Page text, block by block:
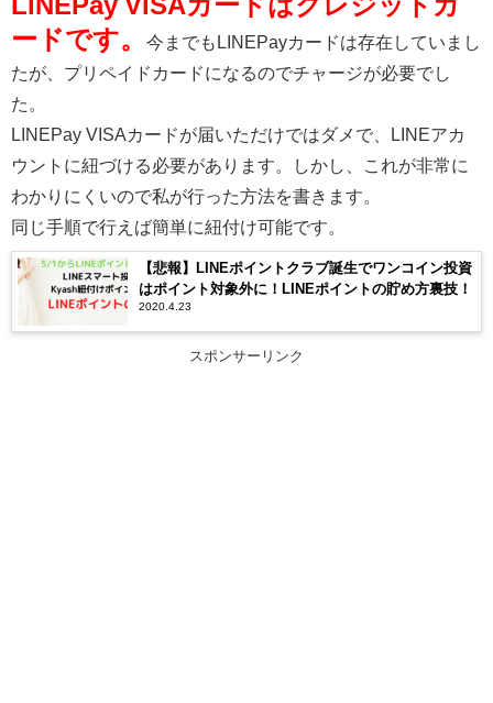
ードです。
今までもLINEPayカードは存在していまし
たが、プリペイドカードになるのでチャージが必要でし
た。
LINEPay VISAカードが届いただけではダメで、LINEアカ
ウントに紐づける必要があります。しかし、これが非常に
わかりにくいので私が行った方法を書きます。
同じ手順で行えば簡単に紐付け可能です。
【悲報】LINEポイントクラブ誕生でワンコイン投資
はポイント対象外に！LINEポイントの貯め方裏技！
2020.4.23
スポンサーリンク